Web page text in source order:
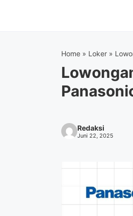
Home » Loker »
Redaksi
Juni 22, 2025